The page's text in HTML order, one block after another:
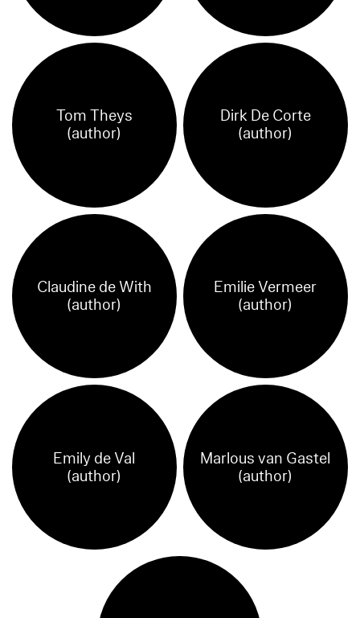
Tom Theys
(author)
Dirk De Corte
(author)
Claudine de With
(author)
Emilie Vermeer
(author)
Emily de Val
(author)
Marlous van Gastel
(author)